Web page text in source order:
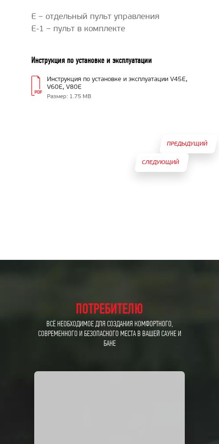
E – отдельный пульт управления
E-1 – пульт в комплекте
Инструкция по установке и эксплуатации
Инструкция по установке и эксплуатации V45E,
V60E, V80E
Размер: 1.75 MB
ПРЕДЫДУЩИЙ
ТОВАР
СЛЕДУЮЩИЙ
ПОТРЕБИТЕЛЮ
ВСЁ НЕОБХОДИМОЕ ДЛЯ СОЗДАНИЯ КОМФОРТНОГО,
СОВРЕМЕННОГО И БЕЗОПАСНОГО МЕСТА В ВАШЕЙ САУНЕ И
БАНЕ